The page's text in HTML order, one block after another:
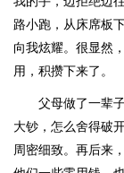
路小跑，从床席板
向我炫耀。很显然
用，积攒下来了。
父母做了一辈
大钞，怎么舍得破
周密细致。再后来